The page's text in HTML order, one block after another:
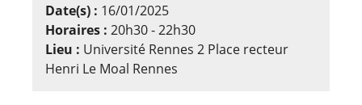
Date(s) : 16/01/2025
Horaires : 20h30 - 22h30
Lieu : Université Rennes 2 Place recteur
Henri Le Moal Rennes